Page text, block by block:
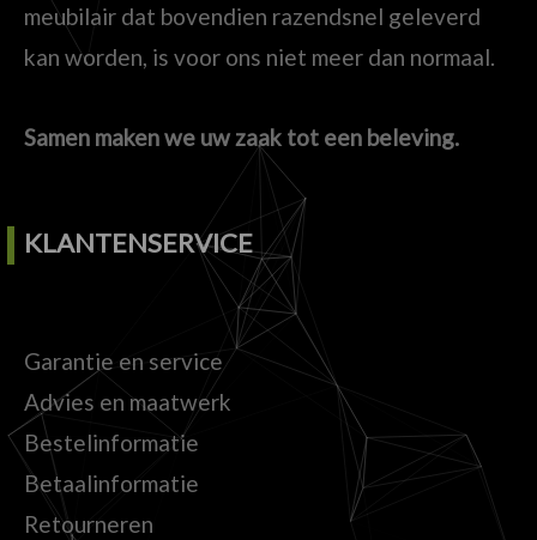
meubilair dat bovendien razendsnel geleverd
kan worden, is voor ons niet meer dan normaal.
Samen maken we uw zaak tot een beleving.
KLANTENSERVICE
Garantie en service
Advies en maatwerk
Bestelinformatie
Betaalinformatie
Retourneren